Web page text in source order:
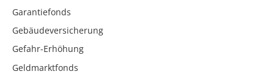
Garantiefonds
Gebäudeversicherung
Gefahr-Erhöhung
Geldmarktfonds